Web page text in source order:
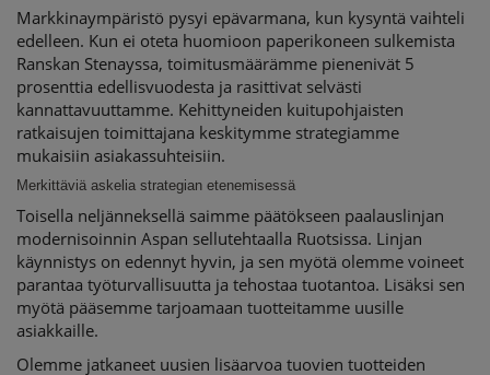
Markkinaympäristö pysyi epävarmana, kun kysyntä vaihteli
edelleen. Kun ei oteta huomioon paperikoneen sulkemista
Ranskan Stenayssa, toimitusmäärämme pienenivät 5
prosenttia edellisvuodesta ja rasittivat selvästi
kannattavuuttamme. Kehittyneiden kuitupohjaisten
ratkaisujen toimittajana keskitymme strategiamme
mukaisiin asiakassuhteisiin.
Merkittäviä askelia strategian etenemisessä
Toisella neljänneksellä saimme päätökseen paalauslinjan
modernisoinnin Aspan sellutehtaalla Ruotsissa. Linjan
käynnistys on edennyt hyvin, ja sen myötä olemme voineet
parantaa työturvallisuutta ja tehostaa tuotantoa. Lisäksi sen
myötä pääsemme tarjoamaan tuotteitamme uusille
asiakkaille.
Olemme jatkaneet uusien lisäarvoa tuovien tuotteiden